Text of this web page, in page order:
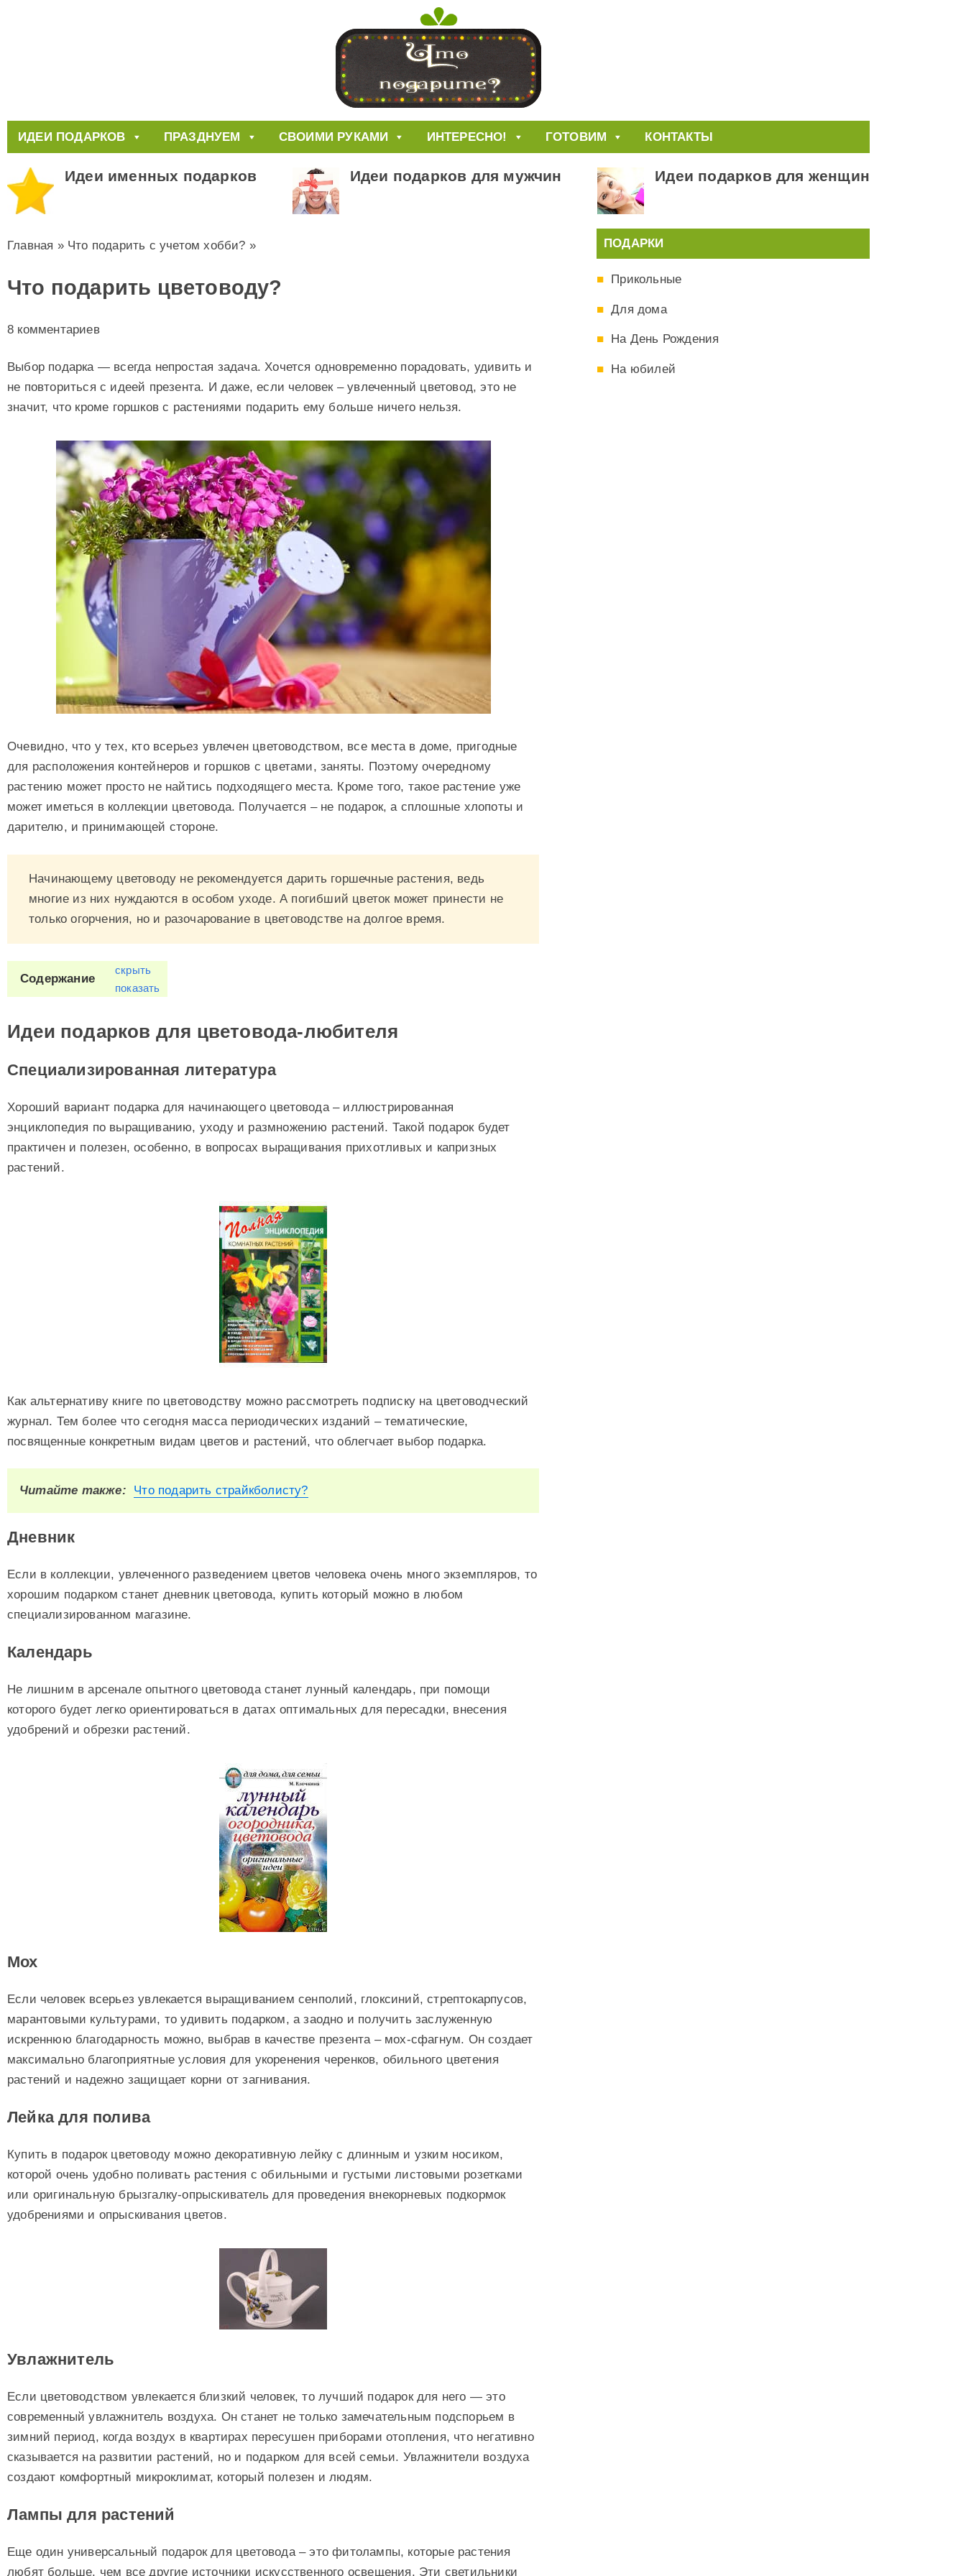
ИДЕИ ПОДАРКОВ ПРАЗДНУЕМ СВОИМИ РУКАМИ ИНТЕРЕСНО! ГОТОВИМ КОНТАКТЫ
Идеи именных подарков Идеи подарков для мужчин Идеи подарков для женщин
Главная » Что подарить с учетом хобби? »
Что подарить цветоводу?
8 комментариев
Выбор подарка — всегда непростая задача. Хочется одновременно порадовать, удивить и
не повториться с идеей презента. И даже, если человек – увлеченный цветовод, это не
значит, что кроме горшков с растениями подарить ему больше ничего нельзя.
Очевидно, что у тех, кто всерьез увлечен цветоводством, все места в доме, пригодные
для расположения контейнеров и горшков с цветами, заняты. Поэтому очередному
растению может просто не найтись подходящего места. Кроме того, такое растение уже
может иметься в коллекции цветовода. Получается – не подарок, а сплошные хлопоты и
дарителю, и принимающей стороне.
Начинающему цветоводу не рекомендуется дарить горшечные растения, ведь
многие из них нуждаются в особом уходе. А погибший цветок может принести не
только огорчения, но и разочарование в цветоводстве на долгое время.
Содержание
скрыть
показать
Идеи подарков для цветовода-любителя
Специализированная литература
Хороший вариант подарка для начинающего цветовода – иллюстрированная
энциклопедия по выращиванию, уходу и размножению растений. Такой подарок будет
практичен и полезен, особенно, в вопросах выращивания прихотливых и капризных
растений.
Как альтернативу книге по цветоводству можно рассмотреть подписку на цветоводческий
журнал. Тем более что сегодня масса периодических изданий – тематические,
посвященные конкретным видам цветов и растений, что облегчает выбор подарка.
Читайте также: Что подарить страйкболисту?
Дневник
Если в коллекции, увлеченного разведением цветов человека очень много экземпляров, то
хорошим подарком станет дневник цветовода, купить который можно в любом
специализированном магазине.
Календарь
Не лишним в арсенале опытного цветовода станет лунный календарь, при помощи
которого будет легко ориентироваться в датах оптимальных для пересадки, внесения
удобрений и обрезки растений.
Мох
Если человек всерьез увлекается выращиванием сенполий, глоксиний, стрептокарпусов,
марантовыми культурами, то удивить подарком, а заодно и получить заслуженную
искреннюю благодарность можно, выбрав в качестве презента – мох-сфагнум. Он создает
максимально благоприятные условия для укоренения черенков, обильного цветения
растений и надежно защищает корни от загнивания.
Лейка для полива
Купить в подарок цветоводу можно декоративную лейку с длинным и узким носиком,
которой очень удобно поливать растения с обильными и густыми листовыми розетками
или оригинальную брызгалку-опрыскиватель для проведения внекорневых подкормок
удобрениями и опрыскивания цветов.
Увлажнитель
Если цветоводством увлекается близкий человек, то лучший подарок для него — это
современный увлажнитель воздуха. Он станет не только замечательным подспорьем в
зимний период, когда воздух в квартирах пересушен приборами отопления, что негативно
сказывается на развитии растений, но и подарком для всей семьи. Увлажнители воздуха
создают комфортный микроклимат, который полезен и людям.
Лампы для растений
Еще один универсальный подарок для цветовода – это фитолампы, которые растения
любят больше, чем все другие источники искусственного освещения. Эти светильники
ПОДАРКИ
Прикольные
Для дома
На День Рождения
На юбилей